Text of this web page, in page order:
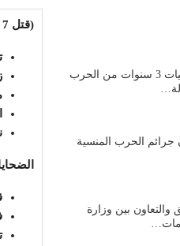
(قتل 7 مدنياً وجرح 78 آخرون)
فعالية بعنوان: إحصائيات 3 سنوات من الحرب
الحرب المنسية
والتعاون بين وزارة